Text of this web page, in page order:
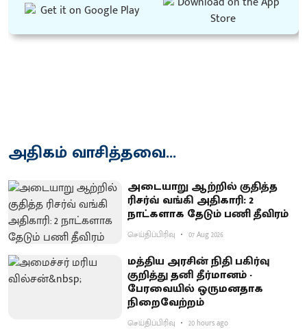
அதிகம் வாசித்தவை...
அடையாறு ஆற்றில் குதித்த
ரிசர்வ் வங்கி அதிகாரி: 2
நாட்களாக தேடும் பணி தீவிரம்
செய்திப்பிரிவு 07 Aug 2026
மத்திய அரசின் நிதி பகிர்வு
குறித்து தனி தீர்மானம் -
பேரவையில் ஒருமனதாக
நிறைவேற்றம்
செய்திப்பிரிவு 20 hours ago